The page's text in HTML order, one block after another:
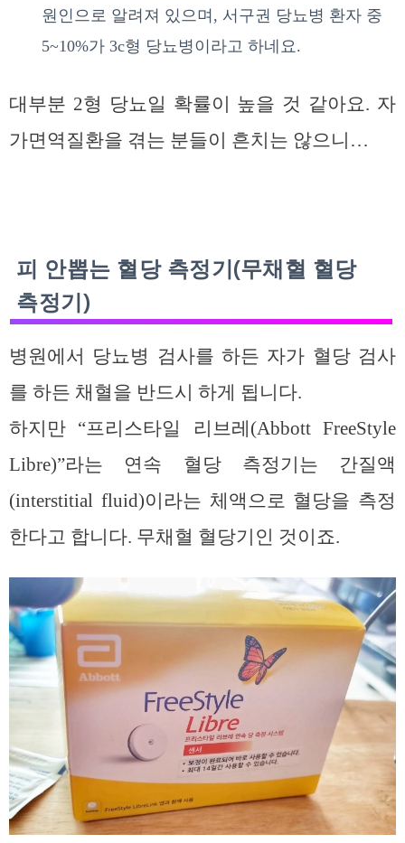
원인으로 알려져 있으며, 서구권 당뇨병 환자 중
5~10%가 3c형 당뇨병이라고 하네요.
대부분 2형 당뇨일 확률이 높을 것 같아요. 자
가면역질환을 겪는 분들이 흔치는 않으니…
피 안뽑는 혈당 측정기(무채혈 혈당
측정기)
병원에서 당뇨병 검사를 하든 자가 혈당 검사
를 하든 채혈을 반드시 하게 됩니다.
하지만 “프리스타일 리브레(Abbott FreeStyle
Libre)”라는 연속 혈당 측정기는 간질액
(interstitial fluid)이라는 체액으로 혈당을 측정
한다고 합니다. 무채혈 혈당기인 것이죠.